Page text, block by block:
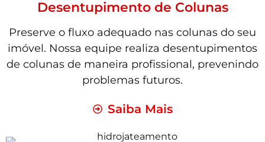
Desentupimento de Colunas
Preserve o fluxo adequado nas colunas do seu
imóvel. Nossa equipe realiza desentupimentos
de colunas de maneira profissional, prevenindo
problemas futuros.
Saiba Mais